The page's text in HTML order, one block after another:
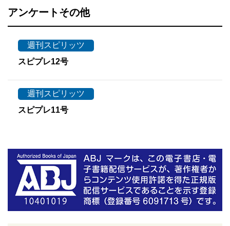
アンケートその他
週刊スピリッツ
スピプレ12号
週刊スピリッツ
スピプレ11号